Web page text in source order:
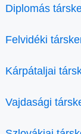
Diplomás
Felvidéki
Kárpátaljai
Vajdasági